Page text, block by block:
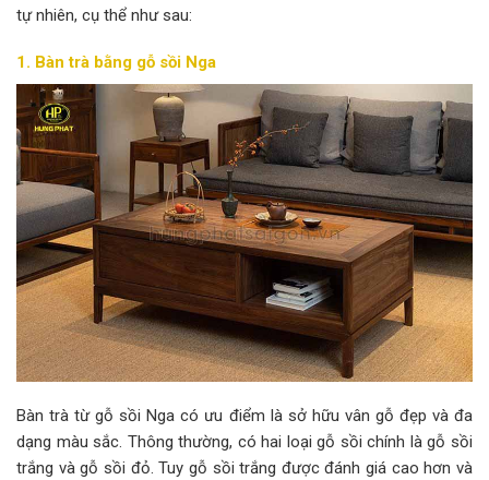
tự nhiên, cụ thể như sau:
1. Bàn trà bằng gỗ sồi Nga
Bàn trà từ gỗ sồi Nga có ưu điểm là sở hữu vân gỗ đẹp và đa
dạng màu sắc. Thông thường, có hai loại gỗ sồi chính là gỗ sồi
trắng và gỗ sồi đỏ. Tuy gỗ sồi trắng được đánh giá cao hơn và